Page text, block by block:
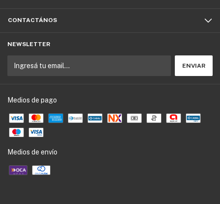
CONTACTÁNOS
NEWSLETTER
Medios de pago
Medios de envío